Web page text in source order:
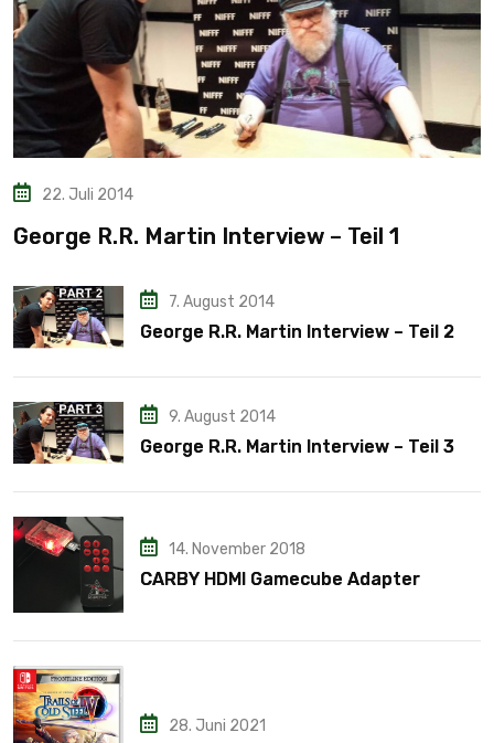
22. Juli 2014
George R.R. Martin Interview – Teil 1
7. August 2014
George R.R. Martin Interview – Teil 2
9. August 2014
George R.R. Martin Interview – Teil 3
14. November 2018
CARBY HDMI Gamecube Adapter
28. Juni 2021